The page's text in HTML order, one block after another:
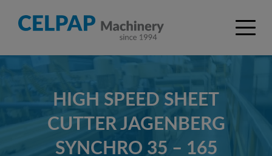
HIGH SPEED SHEET
CUTTER JAGENBERG
SYNCHRO 35 – 165